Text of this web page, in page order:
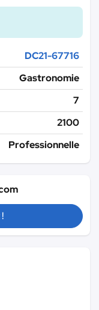
DC21-67716
Gastronomie
7
2100
Professionnelle